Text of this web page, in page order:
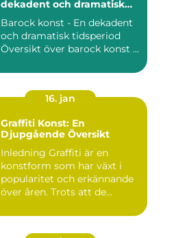
dekadent och dramatisk
Barock konst - En dekadent
och dramatisk tidsperiod
Översikt över barock konst ...
16. jan
Graffiti Konst: En
Djupgående Översikt
Inledning Graffiti är en
konstform som har växt i
popularitet och erkännande
över åren. Trots att de...